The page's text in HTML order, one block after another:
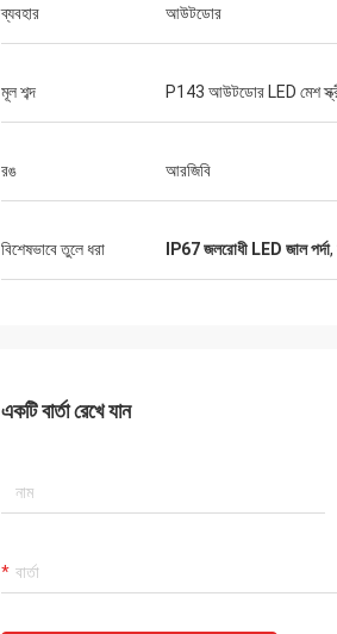
ব্যবহার আউটডোর
মূল শব্দ P143 আউটডোর LED মেশ
রঙ আরজিবি
বিশেষভাবে তুলে ধরা IP67 জলরোধী LED জাল পর্দা,
একটি বার্তা রেখে যান